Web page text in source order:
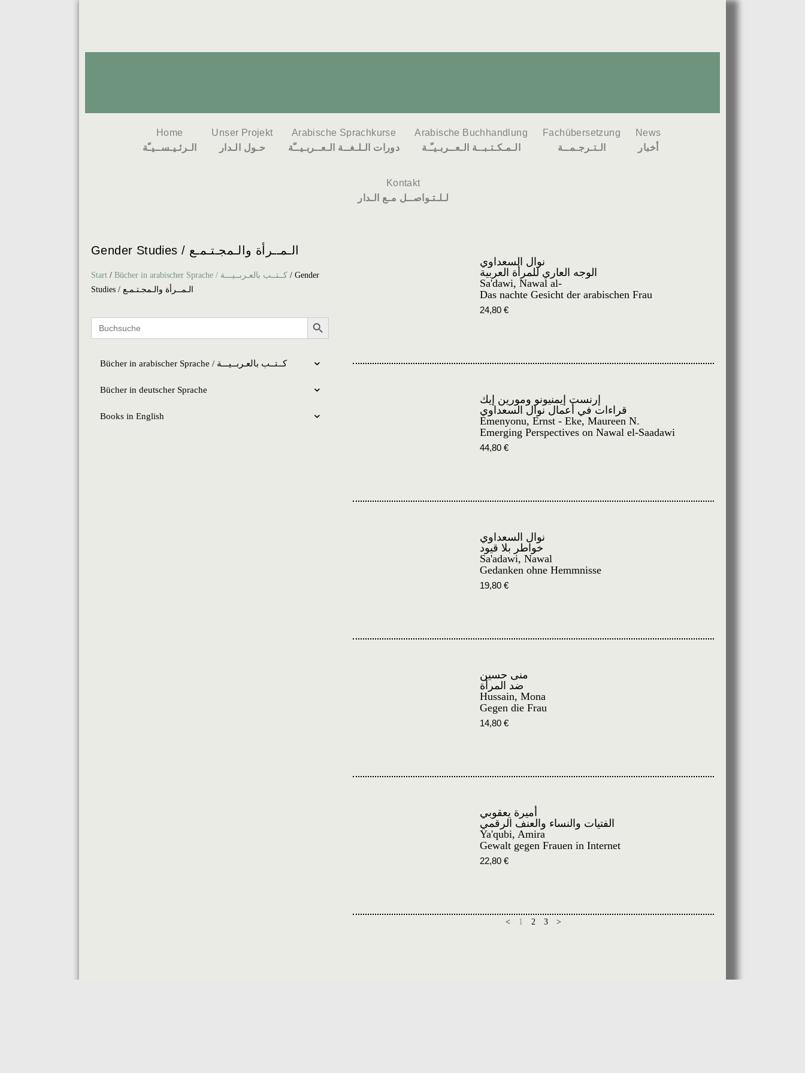
Home
الـرئـيـســيـّة
Unser Projekt
حـول الـدار
Arabische Sprachkurse
دورات الـلـغــة الـعــربـيــّة
Arabische Buchhandlung
الـمـكـتـبــة الـعــربـيـّـة
Fachübersetzung
الـتـرجـمــة
News
أخبار
Kontakt
لـلـتـواصــل مـع الـدار
Gender Studies / الـمــرأة والـمجـتـمـع
Start / Bücher in arabischer Sprache / كــتــب بالعـربــیـــة / Gender
Studies / الـمــرأة والـمجـتـمـع
Search
for:
Search Button
Bücher in arabischer Sprache / كــتــب بالعـربــیـــة
Bücher in deutscher Sprache
Books in English
نوال السعداوي
الوجه العاري للمرأة العربية
Sa'dawi, Nawal al-
Das nachte Gesicht der arabischen Frau
24,80€
إرنست إيمنيونو ومورين إيك
قراءات في أعمال نوال السعداوي
Emenyonu, Ernst - Eke, Maureen N.
Emerging Perspectives on Nawal el-Saadawi
44,80€
نوال السعداوي
خواطر بلا قيود
Sa'adawi, Nawal
Gedanken ohne Hemmnisse
19,80€
منى حسين
ضد المرأة
Hussain, Mona
Gegen die Frau
14,80€
أميرة يعقوبي
الفتيات والنساء والعنف الرقمي
Ya'qubi, Amira
Gewalt gegen Frauen in Internet
22,80€
< 1 2 3 >